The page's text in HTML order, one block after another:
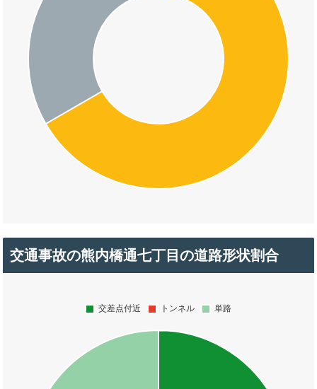
交通事故の熊内橋通七丁目の道路形状割合